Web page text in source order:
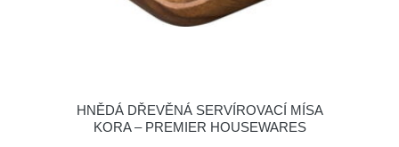
HNĚDÁ DŘEVĚNÁ SERVÍROVACÍ MÍSA
KORA – PREMIER HOUSEWARES